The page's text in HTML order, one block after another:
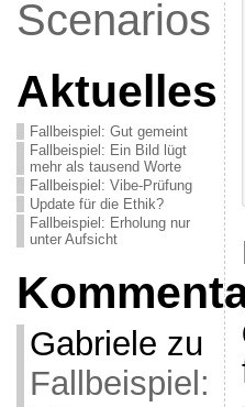
Scenarios
Aktuelles
Fallbeispiel: Gut gemeint
Fallbeispiel: Ein Bild lügt
mehr als tausend Worte
Fallbeispiel: Vibe-Prüfung
Update für die Ethik?
Fallbeispiel: Erholung nur
unter Aufsicht
Gabriele zu
Fallbeispiel: